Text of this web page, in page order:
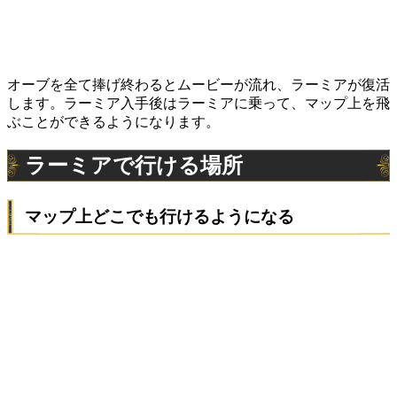
オーブを全て捧げ終わるとムービーが流れ、ラーミアが復活
します。ラーミア入手後はラーミアに乗って、マップ上を飛
ぶことができるようになります。
ラーミアで行ける場所
マップ上どこでも行けるようになる